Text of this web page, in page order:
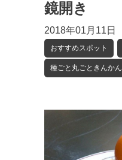
鏡開き
2018年01月11日
おすすめスポット
種ごと丸ごときんかん